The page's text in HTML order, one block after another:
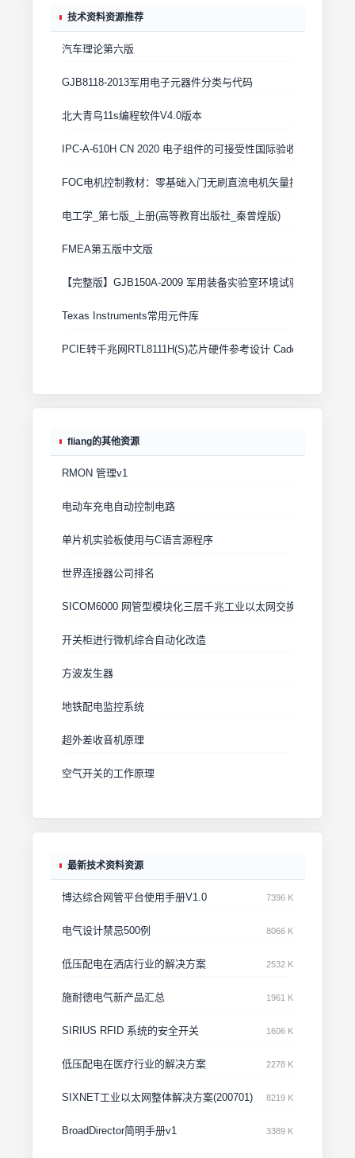
技术资料资源推荐
汽车理论第六版
GJB8118-2013军用电子元器件分类与代码
北大青鸟11s编程软件V4.0版本
IPC-A-610H CN 2020 电子组件的可接受性国际验收标准
FOC电机控制教材：零基础入门无刷直流电机矢量控制技术 上
电工学_第七版_上册(高等教育出版社_秦曾煌版)
FMEA第五版中文版
【完整版】GJB150A-2009 军用装备实验室环境试验方法
Texas Instruments常用元件库
PCIE转千兆网RTL8111H(S)芯片硬件参考设计 Cadence原理图
fliang的其他资源
RMON 管理v1
电动车充电自动控制电路
单片机实验板使用与C语言源程序
世界连接器公司排名
SICOM6000 网管型模块化三层千兆工业以太网交换机
开关柜进行微机综合自动化改造
方波发生器
地铁配电监控系统
超外差收音机原理
空气开关的工作原理
最新技术资料资源
博达综合网管平台使用手册V1.0 7396 K
电气设计禁忌500例 8066 K
低压配电在洒店行业的解决方案 2532 K
施耐德电气新产品汇总 1961 K
SIRIUS RFID 系统的安全开关 1606 K
低压配电在医疗行业的解决方案 2278 K
SIXNET工业以太网整体解决方案(200701) 8219 K
BroadDirector简明手册v1 3389 K